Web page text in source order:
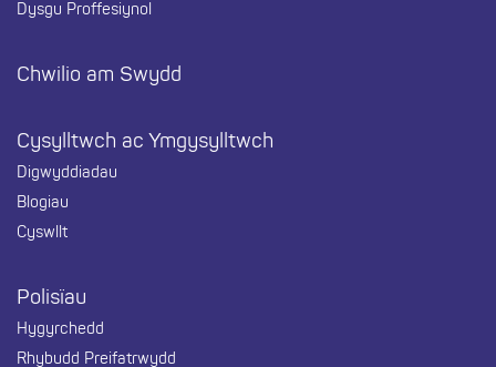
Dysgu Proffesiynol
Chwilio am Swydd
Cysylltwch ac Ymgysylltwch
Digwyddiadau
Blogiau
Cyswllt
Polisïau
Hygyrchedd
Rhybudd Preifatrwydd